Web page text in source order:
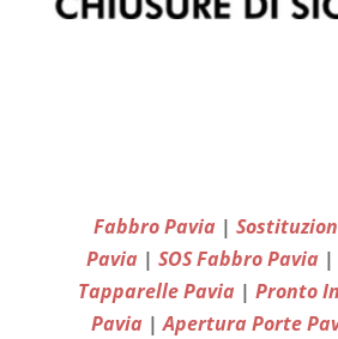
Fabbro Pavia |
Pavia |SOS Fabbro Pavia
Tapparelle Pavia |Pronto
Pavia |Apertura Porte